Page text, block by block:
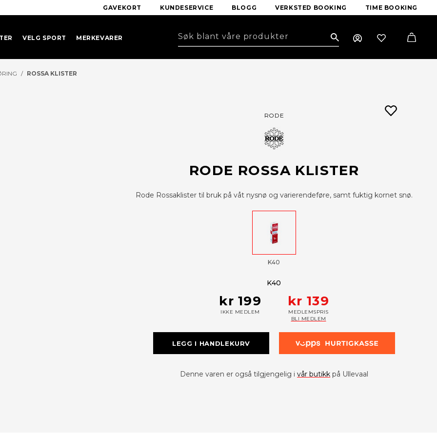
GAVEKORT KUNDESERVICE BLOGG VERKSTED BOOKING TIME BOOKING
VELG SPORT MERKEVARER Search
/ ROSSA KLISTER
RODE
RODE ROSSA KLISTER
Rode Rossaklister til bruk på våt nysnø og varierendeføre, samt fuktig kornet snø.
K40
K40
kr 199
IKKE MEDLEM
kr 139
MEDLEMSPRIS
BLI MEDLEM
LEGG I HANDLEKURV
Denne varen er også tilgjengelig ivår butikk på Ullevaal